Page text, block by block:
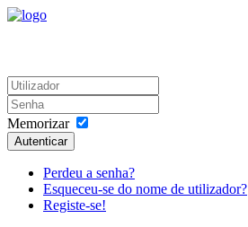
Memorizar
Autenticar
Perdeu a senha?
Esqueceu-se do nome de utilizador?
Registe-se!